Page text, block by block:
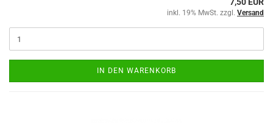
inkl. 19% MwSt. zzgl. Versand
IN DEN WARENKORB